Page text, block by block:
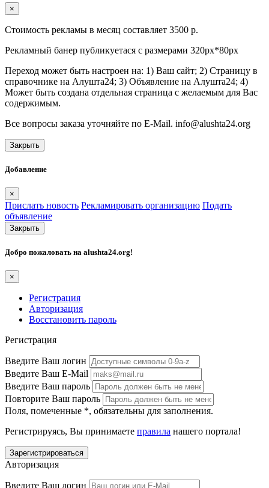
×
Стоимость рекламы в месяц составляет 3500 р.
Рекламный банер публикуетася с размерами 320px*80px
Переход может быть настроен на: 1) Ваш сайт; 2) Страницу в
справочнике на Алушта24; 3) Объявление на Алушта24; 4)
Может быть создана отдельная страница с желаемым для Вас
содержимым.
Все вопросы заказа уточняйте по E-Mail. info@alushta24.org
Закрыть
Добавление
×
Прислать новость Рекламировать организацию Подать
объявление
Закрыть
Добро пожаловать на alushta24.org!
×
Регистрация
Авторизация
Восстановить пароль
Регистрация
Введите Ваш логин
Введите Ваш E-Mail
Введите Ваш пароль
Повторите Ваш пароль
Поля, помеченные *, обязательны для заполнения.
Регистрируясь, Вы принимаете правила нашего портала!
Авторизация
Введите Ваш логин